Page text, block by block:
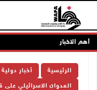
أهم الاخبار
الرئيسية أخبار دولية
العدوان الاسرائيلي على